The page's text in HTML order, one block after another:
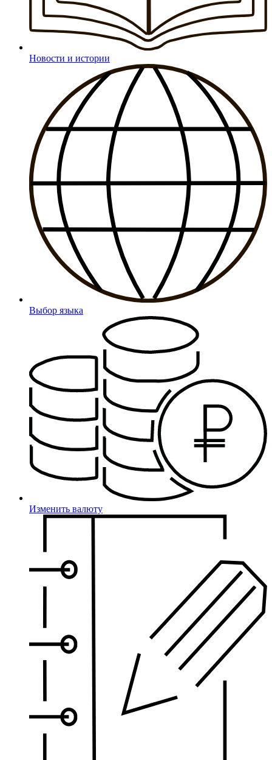
Новости и истории
Выбор языка
Изменить валюту